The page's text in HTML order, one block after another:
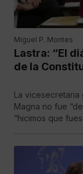
Miguel P. Montes
Lastra: “El
de la
La vicesecretaria
Magna no fue
“hicimos que